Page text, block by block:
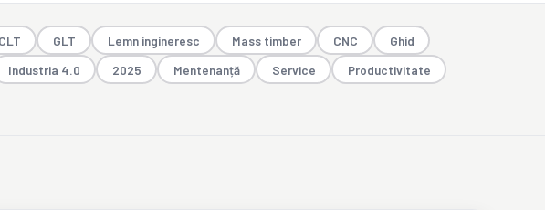
CLT GLT Lemn ingineresc Mass timber CNC
Ghid
Industria 4.0 2025 Mentenanță Service
Productivitate